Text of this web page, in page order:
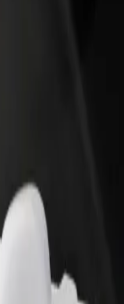
und finde das perfekte